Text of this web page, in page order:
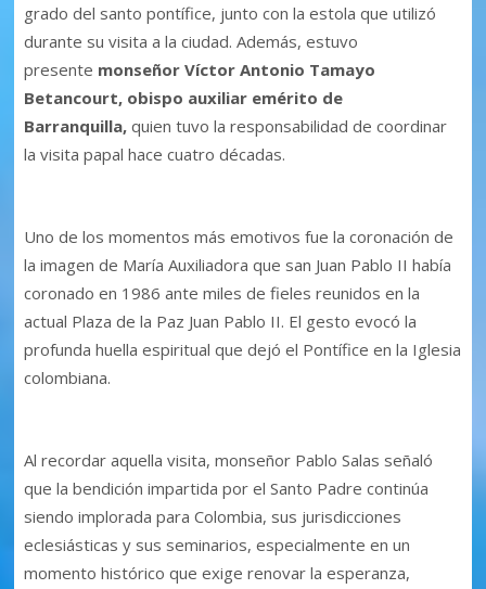
grado del santo pontífice, junto con la estola que utilizó
durante su visita a la ciudad. Además, estuvo
presente monseñor Víctor Antonio Tamayo
Betancourt, obispo auxiliar emérito de
Barranquilla,quien tuvo la responsabilidad de coordinar
la visita papal hace cuatro décadas.
Uno de los momentos más emotivos fue la coronación de
la imagen de María Auxiliadora que san Juan Pablo II había
coronado en 1986 ante miles de fieles reunidos en la
actual Plaza de la Paz Juan Pablo II. El gesto evocó la
profunda huella espiritual que dejó el Pontífice en la Iglesia
colombiana.
Al recordar aquella visita, monseñor Pablo Salas señaló
que la bendición impartida por el Santo Padre continúa
siendo implorada para Colombia, sus jurisdicciones
eclesiásticas y sus seminarios, especialmente en un
momento histórico que exige renovar la esperanza,